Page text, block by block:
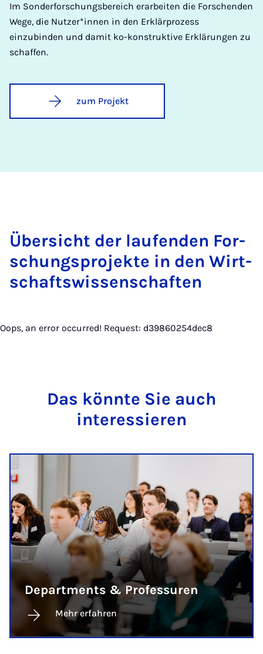
Im Sonderforschungsbereich erarbeiten die Forschenden
Wege, die Nutzer*innen in den Erklärprozess
einzubinden und damit ko-konstruktive Erklärungen zu
schaffen.
zum Projekt
Über­sicht der lau­fen­den For­
schungs­pro­jek­te in den Wirt­
schafts­wis­sen­schaf­ten
Oops, an error occurred! Request: d39860254dec8
Das könnte Sie auch
interessieren
Departments & Professuren
Mehr erfahren